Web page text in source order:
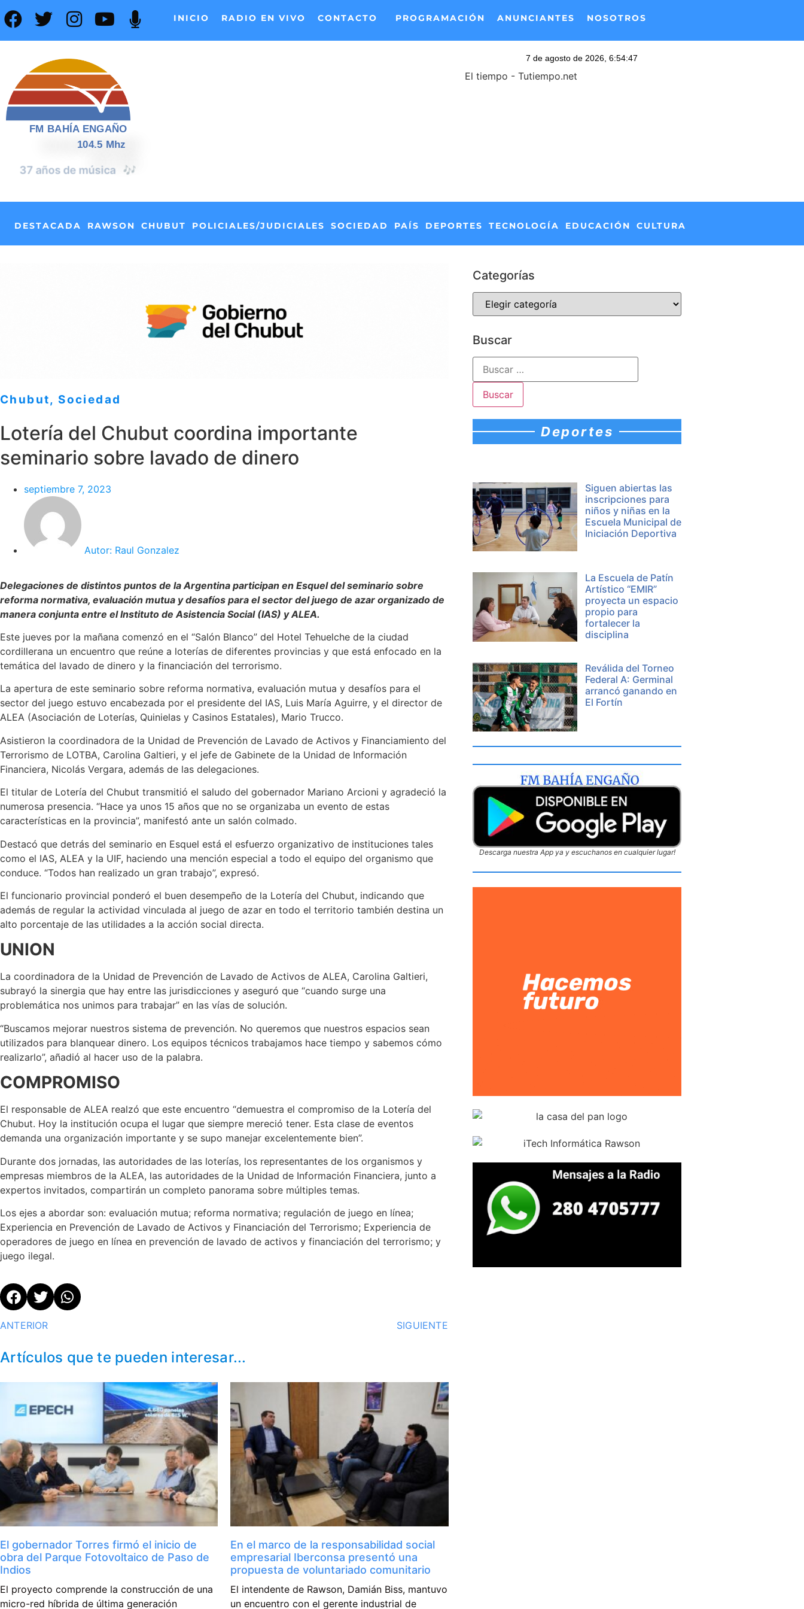
INICIO RADIO EN VIVO CONTACTO PROGRAMACIÓN ANUNCIANTES NOSOTROS
FM BAHÍA ENGAÑO
104.5 Mhz
37 años de noticias 📰
El tiempo - Tutiempo.net
DESTACADA RAWSON CHUBUT POLICIALES/JUDICIALES SOCIEDAD PAÍS DEPORTES TECNOLOGÍA EDUCACIÓN CULTURA
Chubut, Sociedad
Lotería del Chubut coordina importante
seminario sobre lavado de dinero
septiembre 7, 2023
Autor: Raul Gonzalez
Delegaciones de distintos puntos de la Argentina participan en Esquel del seminario sobre
reforma normativa, evaluación mutua y desafíos para el sector del juego de azar organizado de
manera conjunta entre el Instituto de Asistencia Social (IAS) y ALEA.
Este jueves por la mañana comenzó en el “Salón Blanco” del Hotel Tehuelche de la ciudad
cordillerana un encuentro que reúne a loterías de diferentes provincias y que está enfocado en la
temática del lavado de dinero y la financiación del terrorismo.
La apertura de este seminario sobre reforma normativa, evaluación mutua y desafíos para el
sector del juego estuvo encabezada por el presidente del IAS, Luis María Aguirre, y el director de
ALEA (Asociación de Loterías, Quinielas y Casinos Estatales), Mario Trucco.
Asistieron la coordinadora de la Unidad de Prevención de Lavado de Activos y Financiamiento del
Terrorismo de LOTBA, Carolina Galtieri, y el jefe de Gabinete de la Unidad de Información
Financiera, Nicolás Vergara, además de las delegaciones.
El titular de Lotería del Chubut transmitió el saludo del gobernador Mariano Arcioni y agradeció la
numerosa presencia. “Hace ya unos 15 años que no se organizaba un evento de estas
características en la provincia”, manifestó ante un salón colmado.
Destacó que detrás del seminario en Esquel está el esfuerzo organizativo de instituciones tales
como el IAS, ALEA y la UIF, haciendo una mención especial a todo el equipo del organismo que
conduce. “Todos han realizado un gran trabajo”, expresó.
El funcionario provincial ponderó el buen desempeño de la Lotería del Chubut, indicando que
además de regular la actividad vinculada al juego de azar en todo el territorio también destina un
alto porcentaje de las utilidades a la acción social directa.
UNION
La coordinadora de la Unidad de Prevención de Lavado de Activos de ALEA, Carolina Galtieri,
subrayó la sinergia que hay entre las jurisdicciones y aseguró que “cuando surge una
problemática nos unimos para trabajar” en las vías de solución.
“Buscamos mejorar nuestros sistema de prevención. No queremos que nuestros espacios sean
utilizados para blanquear dinero. Los equipos técnicos trabajamos hace tiempo y sabemos cómo
realizarlo”, añadió al hacer uso de la palabra.
COMPROMISO
El responsable de ALEA realzó que este encuentro “demuestra el compromiso de la Lotería del
Chubut. Hoy la institución ocupa el lugar que siempre mereció tener. Esta clase de eventos
demanda una organización importante y se supo manejar excelentemente bien”.
Durante dos jornadas, las autoridades de las loterías, los representantes de los organismos y
empresas miembros de la ALEA, las autoridades de la Unidad de Información Financiera, junto a
expertos invitados, compartirán un completo panorama sobre múltiples temas.
Los ejes a abordar son: evaluación mutua; reforma normativa; regulación de juego en línea;
Experiencia en Prevención de Lavado de Activos y Financiación del Terrorismo; Experiencia de
operadores de juego en línea en prevención de lavado de activos y financiación del terrorismo; y
juego ilegal.
ANTERIOR SIGUIENTE
Artículos que te pueden interesar...
El gobernador Torres firmó el inicio de
obra del Parque Fotovoltaico de Paso de
Indios
El proyecto comprende la construcción de una
micro-red híbrida de última generación
En el marco de la responsabilidad social
empresarial Iberconsa presentó una
propuesta de voluntariado comunitario
El intendente de Rawson, Damián Biss, mantuvo
un encuentro con el gerente industrial de
Categorías
Buscar
Deportes
Siguen abiertas las
inscripciones para
niños y niñas en la
Escuela Municipal de
Iniciación Deportiva
La Escuela de Patín
Artístico “EMIR”
proyecta un espacio
propio para
fortalecer la
disciplina
Reválida del Torneo
Federal A: Germinal
arrancó ganando en
El Fortín
Descarga nuestra App ya y escuchanos en cualquier lugar!